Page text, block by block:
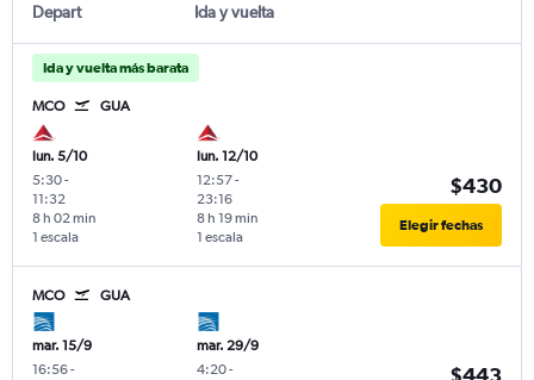
Depart Ida y vuelta
Ida y vuelta más barata
MCO GUA
lun. 5/10
5:30-
11:32
1 escala
8 h 02 min
lun. 12/10
12:57-
23:16
1 escala
8 h 19 min
$430
Elegir fechas
MCO GUA
mar. 15/9
16:56-
mar. 29/9
4:20- $443